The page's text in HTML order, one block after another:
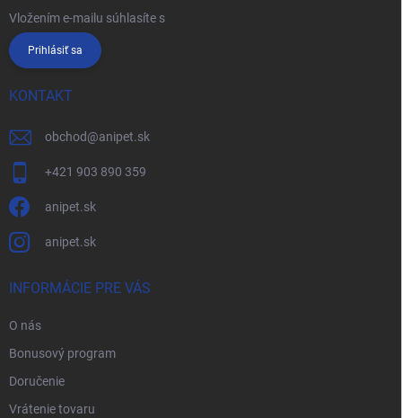
Vložením e-mailu súhlasíte s
Prihlásiť sa
KONTAKT
obchod@anipet.sk
+421 903 890 359
anipet.sk
anipet.sk
INFORMÁCIE PRE VÁS
O nás
Bonusový program
Doručenie
Vrátenie tovaru